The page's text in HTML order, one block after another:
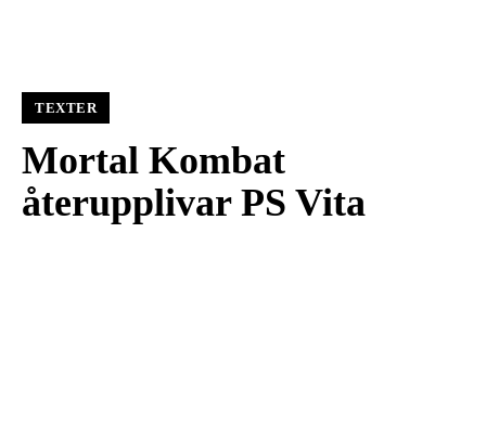
TEXTER
Mortal Kombat
återupplivar PS Vita